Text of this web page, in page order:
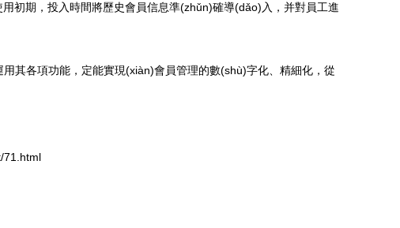
初期，投入時間將歷史會員信息準(zhǔn)確導(dǎo)入，并對員工進
其各項功能，定能實現(xiàn)會員管理的數(shù)字化、精細化，從
71.html